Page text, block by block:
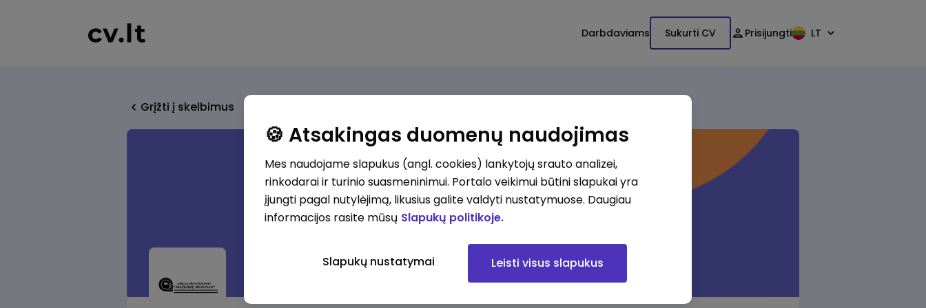
Darbdaviams Sukurti CV Prisijungti LT
Grįžti į skelbimus
🍪 Atsakingas duomenų naudojimas
Mes naudojame slapukus (angl. cookies) lankytojų srauto analizei,
rinkodarai ir turinio suasmeninimui. Portalo veikimui būtini slapukai yra
įjungti pagal nutylėjimą, likusius galite valdyti nustatymuose. Daugiau
informacijos rasite mūsų Slapukų politikoje.
Slapukų nustatymai Leisti visus slapukus